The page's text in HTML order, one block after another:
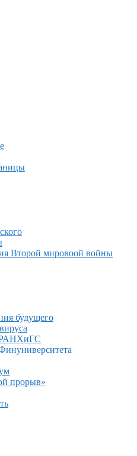
Второй мировоой войны
будущего
РАНХиГС
прорыв»